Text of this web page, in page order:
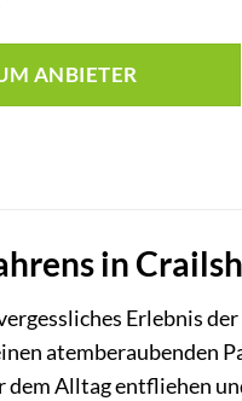
ANBIETER
in
Erlebnis
atemberaubenden
dem Alltag entfliehen